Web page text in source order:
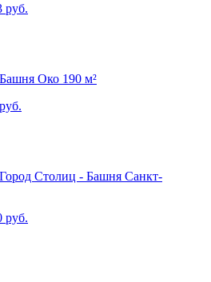
руб.
Око 190 м²
Столиц - Башня Санкт-
руб.